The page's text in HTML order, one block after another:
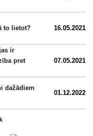
to lietot? 16.05.2021
ir
pret
07.05.2021
dažādiem
01.12.2022